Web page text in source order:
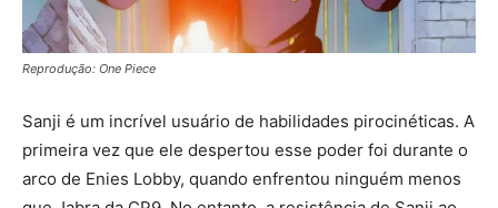
Reprodução: One Piece
Sanji é um incrível usuário de habilidades pirocinéticas. A
primeira vez que ele despertou esse poder foi durante o
arco de Enies Lobby, quando enfrentou ninguém menos